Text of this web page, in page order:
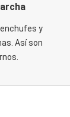
y
Así son